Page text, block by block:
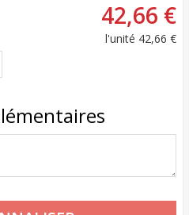
42,66 €
l'unité 42,66 €